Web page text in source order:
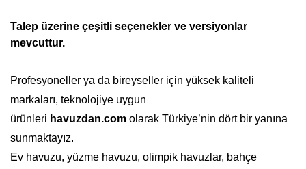
Talep üzerine çeşitli seçenekler ve versiyonlar
mevcuttur.
Profesyoneller ya da bireyseller için yüksek kaliteli
markaları, teknolojiye uygun
ürünleri havuzdan.com olarak Türkiye’nin dört bir yanına
sunmaktayız.
Ev havuzu, yüzme havuzu, olimpik havuzlar, bahçe